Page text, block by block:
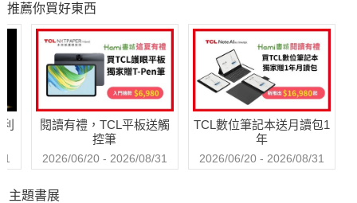
寮市場到寧靜如凝結時間的三老爺宮；新竹則有讓人不斷以新視
角發掘這座風城的《貢丸湯》見域工作室負責人陳虹羽，因為城
隍爺的庇祐讓她在異鄉長出了依歸；比較常被人遺忘的古都彰
化，也請前紅葉食趣的負責人Ivy，帶我們見證開化寺前那些對於
歲月更迭依舊不為所動的老工夫；最後則有超級高雄通郭銘哲，
秀了一趟庶民卻華麗的小吃之旅，竟然用大腸小腸切盤和冰啤酒
每座城市都必然有自己的廟與廟口，許多地方個性也是透過這些
食物流露，甚至許多流動、變遷與移轉，都默默地在廟宇與廟口
篇小說藝術
推薦你買好東西
閱讀有禮，TCL平板送觸
控筆
2026/06/20 - 2026/08/31
TCL數位筆記本送月讀包1
年
2026/06/20 - 2026/08/31
主題書展